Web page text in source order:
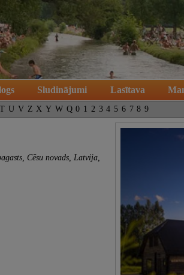
Sludinājumi Lasītava
T U V Z X Y W Q 0 1 2 3 4 5 6 7 8 9
Cēsu novads, Latvija,